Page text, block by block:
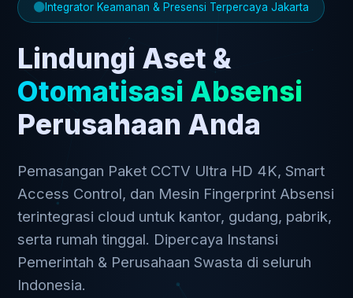
Integrator Keamanan & Presensi Terpercaya Jakarta
Lindungi Aset &
Otomatisasi Absensi
Perusahaan Anda
Pemasangan Paket CCTV Ultra HD 4K, Smart
Access Control, dan Mesin Fingerprint Absensi
terintegrasi cloud untuk kantor, gudang, pabrik,
serta rumah tinggal. Dipercaya Instansi
Pemerintah & Perusahaan Swasta di seluruh
Indonesia.